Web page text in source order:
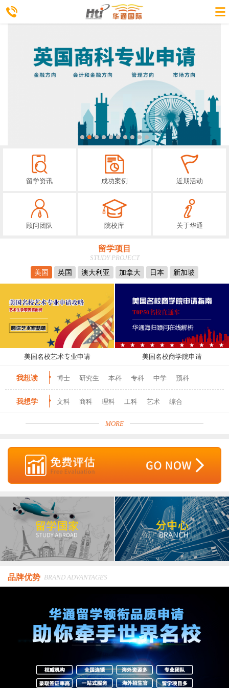
留学资讯 成功案例 近期活动
顾问团队 院校库 关于华通
留学项目
STUDY PROJECT
美国
英国 澳大利亚 加拿大 日本 新加坡
美国名校艺术专业申请 美国名校商学院申请
我想读 博士 研究生 本科 专科 中学 预科
我想学 文科 商科 理科 工科 艺术 综合
MORE
品牌优势 BRAND ADVANTAGES